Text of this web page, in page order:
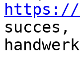
https://